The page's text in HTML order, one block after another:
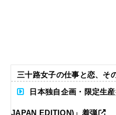
三十路女子の仕事と恋、そ
日本独自企画・限定生
JAPAN EDITION)」着弾